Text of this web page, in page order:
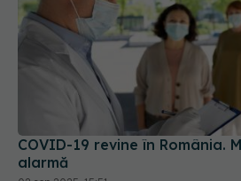
COVID-19 revine în România.
alarmă